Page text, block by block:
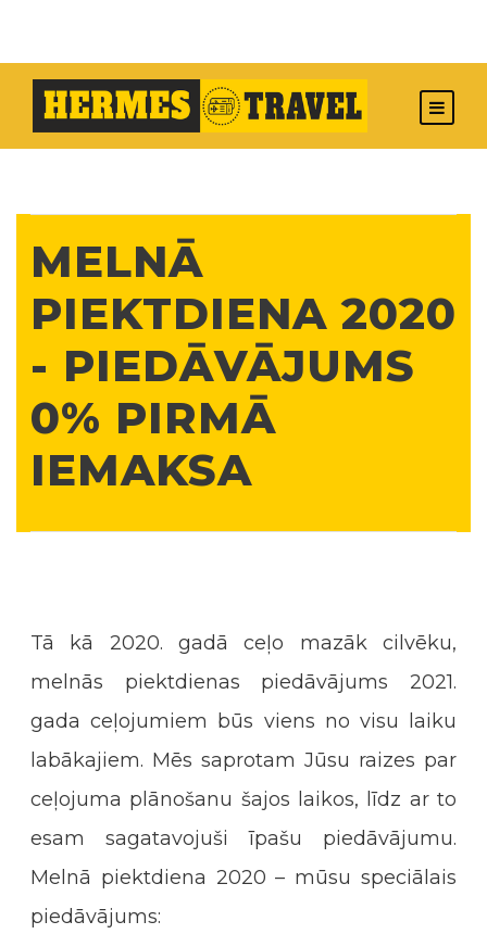
MELNĀ
PIEKTDIENA 2020
- PIEDĀVĀJUMS
0% PIRMĀ
IEMAKSA
Tā kā 2020. gadā ceļo mazāk cilvēku,
melnās piektdienas piedāvājums 2021.
gada ceļojumiem būs viens no visu laiku
labākajiem. Mēs saprotam Jūsu raizes par
ceļojuma plānošanu šajos laikos, līdz ar to
esam sagatavojuši īpašu piedāvājumu.
Melnā piektdiena 2020 – mūsu speciālais
piedāvājums: